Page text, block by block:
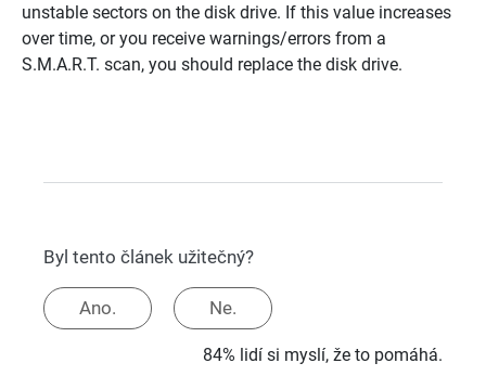
unstable sectors on the disk drive. If this value increases
over time, or you receive warnings/errors from a
S.M.A.R.T. scan, you should replace the disk drive.
Byl tento článek užitečný?
Ano. Ne.
84% lidí si myslí, že to pomáhá.